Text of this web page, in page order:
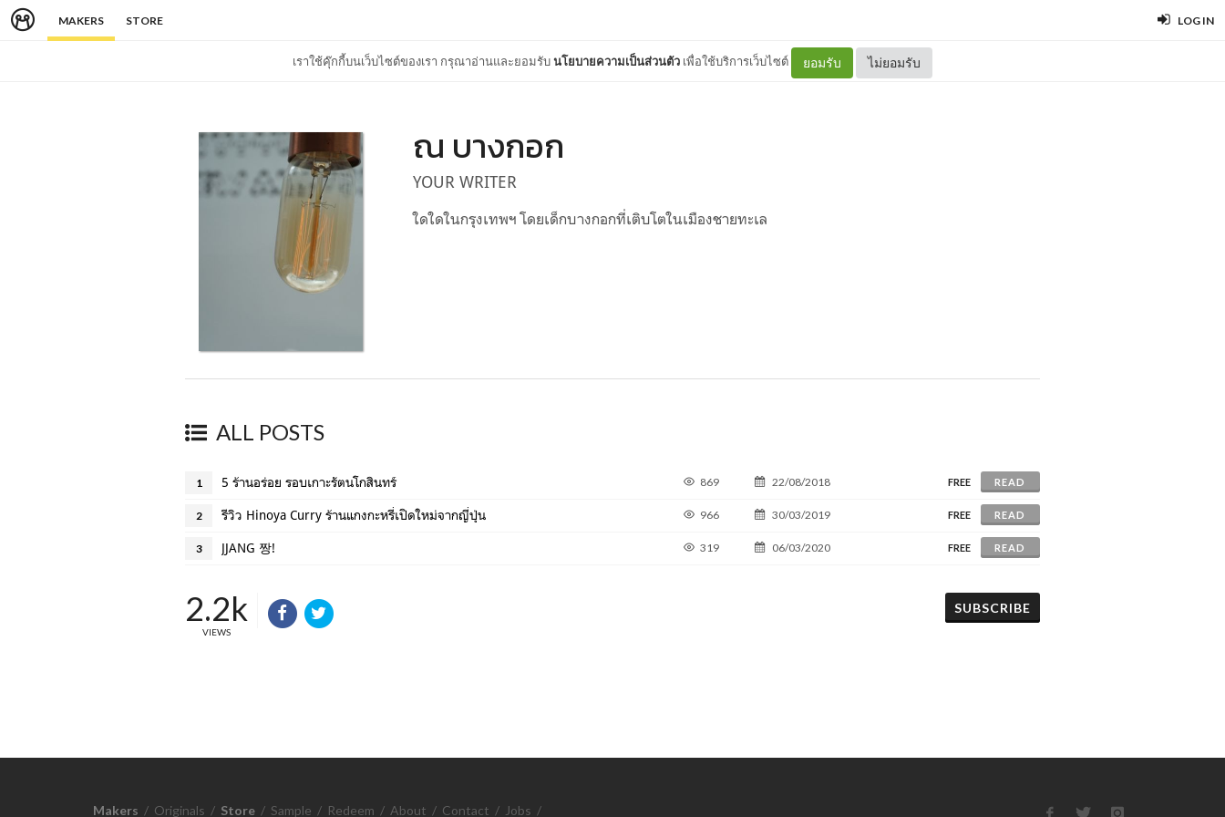
MAKERS STORE LOG IN
เราใช้คุ๊กกี้บนเว็บไซต์ของเรา กรุณาอ่านและยอมรับนโยบายความเป็นส่วนตัว เพื่อใช้บริการเว็บไซต์ ยอมรับ ไม่ยอมรับ
ณ บางกอก
YOUR WRITER
ใดใดในกรุงเทพฯ โดยเด็กบางกอกที่เติบโตในเมืองชายทะเล
ALL POSTS
1 5 ร้านอร่อย รอบเกาะรัตนโกสินทร์ 869 22/08/2018 FREE READ
2 รีวิว Hinoya Curry ร้านแกงกะหรี่เปิดใหม่จากญี่ปุ่น 966 30/03/2019 FREE READ
3 JJANG 짱! 319 06/03/2020 FREE READ
2.2k
VIEWS
SUBSCRIBE
Makers / Originals / Store / Sample / Redeem / About / Contact / Jobs /